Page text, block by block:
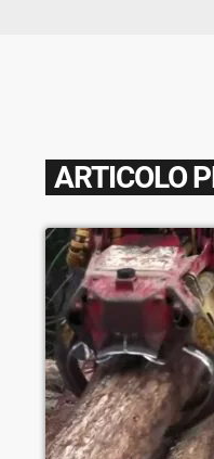
ARTICOLO